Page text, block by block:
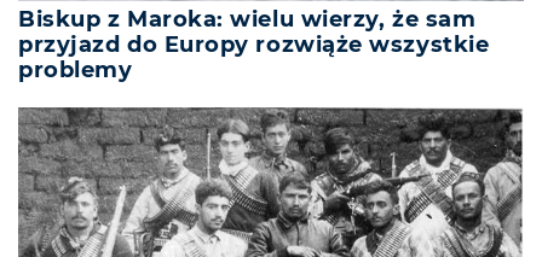
Biskup z Maroka: wielu wierzy, że sam
przyjazd do Europy rozwiąże wszystkie
problemy